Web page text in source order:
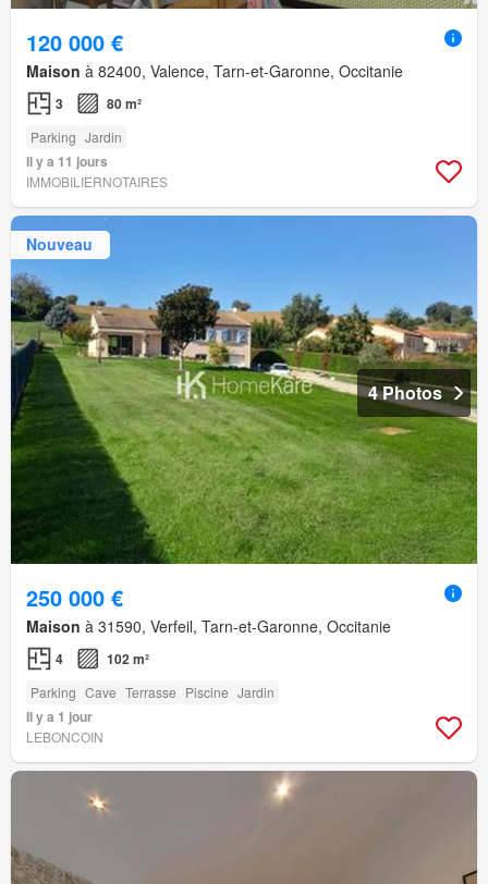
120 000 €
Maison à 82400, Valence, Tarn-et-Garonne, Occitanie
3 80 m²
Parking Jardin
Il y a 11 jours
IMMOBILIERNOTAIRES
Nouveau
4 Photos
250 000 €
Maison à 31590, Verfeil, Tarn-et-Garonne, Occitanie
4 102 m²
Parking Cave Terrasse Piscine Jardin
Il y a 1 jour
LEBONCOIN